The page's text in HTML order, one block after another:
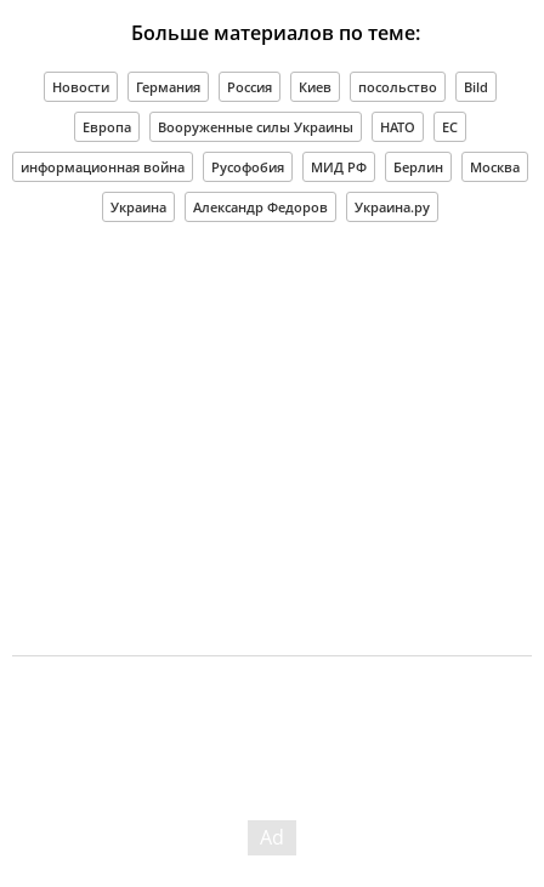
Больше материалов по теме:
Новости Германия Россия Киев посольство Bild
Европа Вооруженные силы Украины НАТО ЕС
информационная война Русофобия МИД РФ Берлин Москва
Украина Александр Федоров Украина.ру